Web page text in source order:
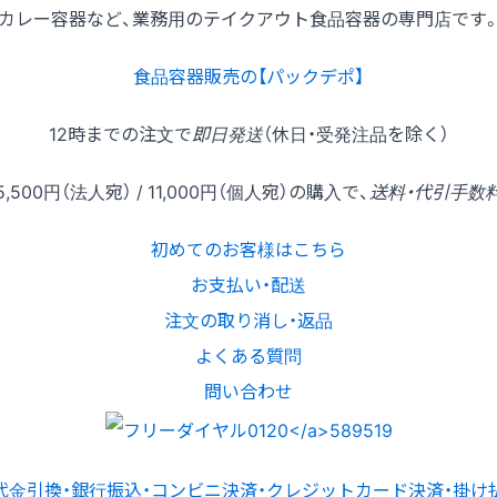
レー容器など、業務用のテイクアウト食品容器の専門店です。
食品容器販売の【パックデポ】
12時までの注文で即日発送（休日・受発注品を除く）
円（法人宛） / 11,000円（個人宛）の購入で、 送料・代引手数
初めてのお客様はこちら
お支払い・配送
注文の取り消し・返品
よくある質問
問い合わせ